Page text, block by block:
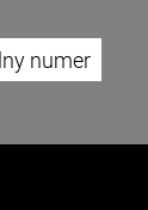
numer